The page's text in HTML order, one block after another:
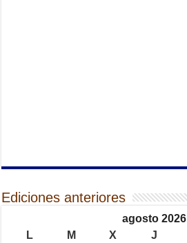
Ediciones anteriores
agosto 2026
L
M X J